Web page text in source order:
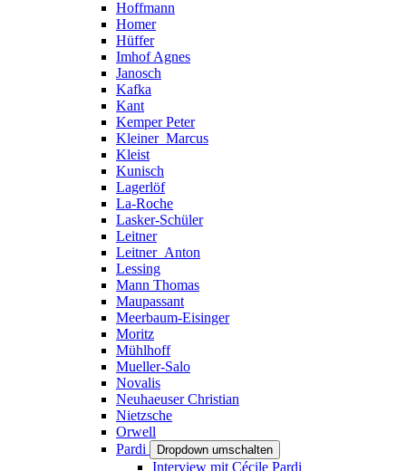
Hoffmann
Homer
Hüffer
Imhof Agnes
Janosch
Kafka
Kant
Kemper Peter
Kleiner_Marcus
Kleist
Kunisch
Lagerlöf
La-Roche
Lasker-Schüler
Leitner
Leitner_Anton
Lessing
Mann Thomas
Maupassant
Meerbaum-Eisinger
Moritz
Mühlhoff
Mueller-Salo
Novalis
Neuhaeuser Christian
Nietzsche
Orwell
Pardi
Dropdown umschalten
Interview mit Cécile Pardi